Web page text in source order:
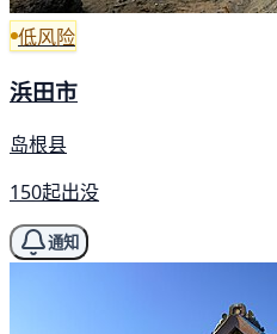
低风险
浜田市
岛根县
150起出没
通知